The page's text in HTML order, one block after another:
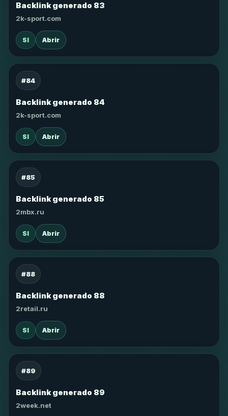
Backlink generado 83
2k-sport.com
SI Abrir
#84
Backlink generado 84
2k-sport.com
SI Abrir
#85
Backlink generado 85
2mbx.ru
SI Abrir
#88
Backlink generado 88
2retail.ru
SI Abrir
#89
Backlink generado 89
2week.net